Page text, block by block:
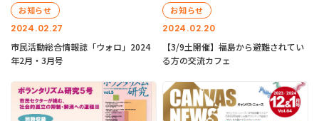
2024.02.27
お知らせ
市民活動総合情報誌「ウォロ」2024
年2月・3月号
2024.02.20
お知らせ
【3/9土開催】福島から避難されてい
る方の交流カフェ